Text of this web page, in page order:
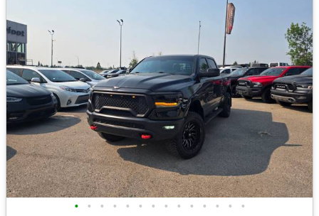
• • • • • • • • • • • • • •